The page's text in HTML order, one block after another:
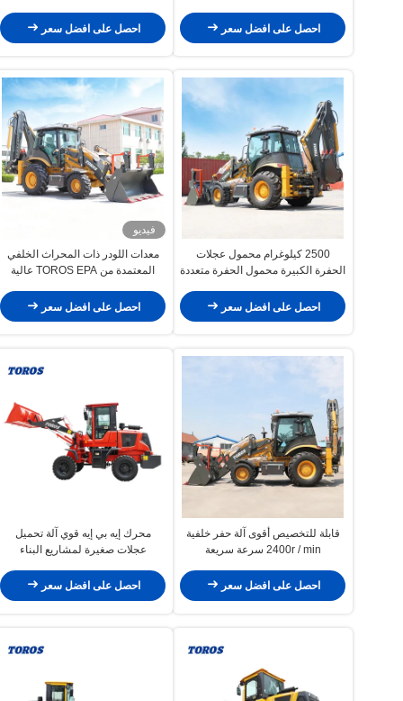
احصل على افضل سعر احصل على افضل سعر
2500 كيلوغرام محمول عجلات
الحفرة الكبيرة محمول الحفرة متعددة
احصل على افضل سعر
فيديو
معدات اللودر ذات المحراث الخلفي
المعتمدة من TOROS EPA عالية
احصل على افضل سعر
قابلة للتخصيص أقوى آلة حفر خلفية
2400r / min سرعة سريعة
احصل على افضل سعر
محرك إيه بي إيه قوي آلة تحميل
عجلات صغيرة لمشاريع البناء
احصل على افضل سعر